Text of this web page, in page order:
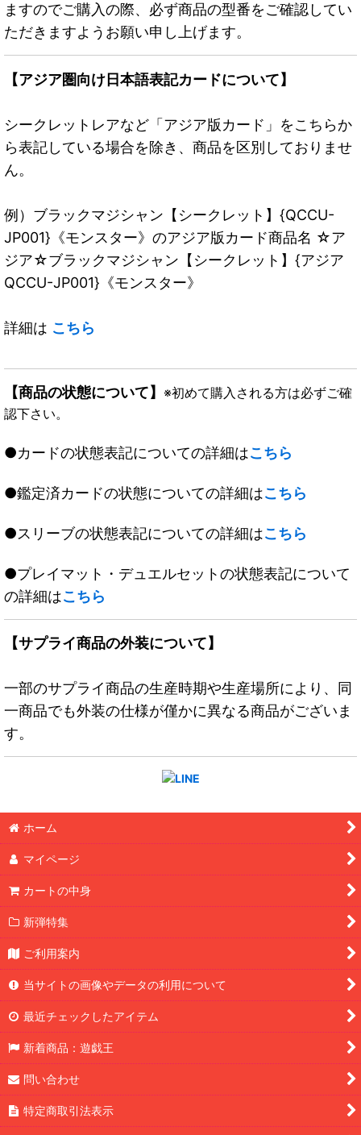
ますのでご購入の際、必ず商品の型番をご確認してい
ただきますようお願い申し上げます。
【アジア圏向け日本語表記カードについて】
シークレットレアなど「アジア版カード」をこちらか
ら表記している場合を除き、商品を区別しておりませ
ん。
例）ブラックマジシャン【シークレット】{QCCU-
JP001}《モンスター》のアジア版カード商品名 ☆ア
ジア☆ブラックマジシャン【シークレット】{アジア
QCCU-JP001}《モンスター》
詳細は こちら
【商品の状態について】 ※初めて購入される方は必ずご確
認下さい。
●カードの状態表記についての詳細はこちら
●鑑定済カードの状態についての詳細はこちら
●スリーブの状態表記についての詳細はこちら
●プレイマット・デュエルセットの状態表記について
の詳細はこちら
【サプライ商品の外装について】
一部のサプライ商品の生産時期や生産場所により、同
一商品でも外装の仕様が僅かに異なる商品がございま
す。
ホーム
マイページ
カートの中身
新弾特集
ご利用案内
当サイトの画像やデータの利用について
最近チェックしたアイテム
新着商品：遊戯王
問い合わせ
特定商取引法表示